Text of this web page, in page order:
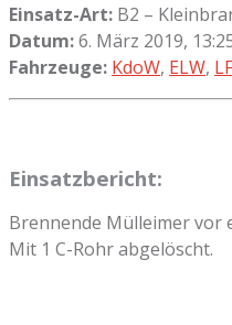
Einsatz-Art: B2 –
Datum:6. März 2019,
Fahrzeuge: KdoW, ELW,
Einsatzbericht:
Brennende Mülleimer vor
Mit 1 C-Rohr abgelöscht.